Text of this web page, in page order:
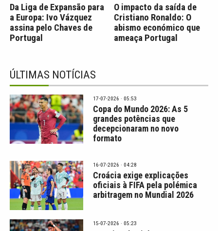
Da Liga de Expansão para
a Europa: Ivo Vázquez
assina pelo Chaves de
Portugal
O impacto da saída de
Cristiano Ronaldo: O
abismo económico que
ameaça Portugal
ÚLTIMAS NOTÍCIAS
17-07-2026 · 05:53
Copa do Mundo 2026: As 5
grandes potências que
decepcionaram no novo
formato
16-07-2026 · 04:28
Croácia exige explicações
oficiais à FIFA pela polémica
arbitragem no Mundial 2026
15-07-2026 · 05:23